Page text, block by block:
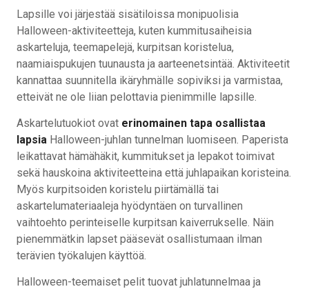
Lapsille voi järjestää sisätiloissa monipuolisia
Halloween-aktiviteetteja, kuten kummitusaiheisia
askarteluja, teemapelejä, kurpitsan koristelua,
naamiaispukujen tuunausta ja aarteenetsintää. Aktiviteetit
kannattaa suunnitella ikäryhmälle sopiviksi ja varmistaa,
etteivät ne ole liian pelottavia pienimmille lapsille.
Askartelutuokiot ovat erinomainen tapa osallistaa
lapsia Halloween-juhlan tunnelman luomiseen. Paperista
leikattavat hämähäkit, kummitukset ja lepakot toimivat
sekä hauskoina aktiviteetteina että juhlapaikan koristeina.
Myös kurpitsoiden koristelu piirtämällä tai
askartelumateriaaleja hyödyntäen on turvallinen
vaihtoehto perinteiselle kurpitsan kaiverrukselle. Näin
pienemmätkin lapset pääsevät osallistumaan ilman
terävien työkalujen käyttöä.
Halloween-teemaiset pelit tuovat juhlatunnelmaa ja